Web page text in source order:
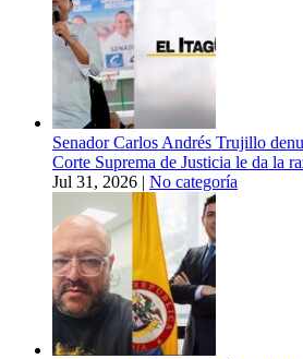
Senador Carlos Andrés Trujillo
Corte Suprema de Justicia le da la
Jul 31, 2026 | No categoría